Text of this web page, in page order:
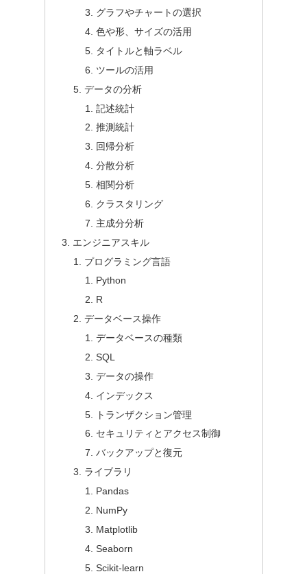
グラフやチャートの選択
色や形、サイズの活用
タイトルと軸ラベル
ツールの活用
データの分析
記述統計
推測統計
回帰分析
分散分析
相関分析
クラスタリング
主成分分析
エンジニアスキル
プログラミング言語
Python
R
データベース操作
データベースの種類
SQL
データの操作
インデックス
トランザクション管理
セキュリティとアクセス制御
バックアップと復元
ライブラリ
Pandas
NumPy
Matplotlib
Seaborn
Scikit-learn